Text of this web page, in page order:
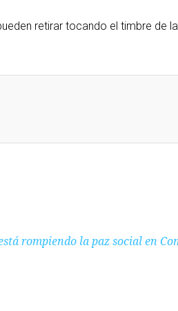
retirar tocando el timbre de
rompiendo la paz social en